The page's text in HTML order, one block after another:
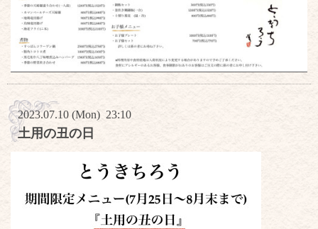
2023.07.10 (Mon) 23:10
土用の丑の日